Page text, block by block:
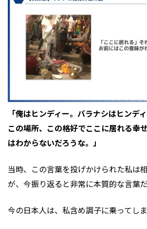
「俺はヒンディー。バラナシはヒンデ
この場所、この格好でここに居れる幸
はわからないだろうな。」
当時、この言葉を投げかけられた私は
が、今振り返ると非常に本質的な言葉だ
今の日本人は、私含め調子に乗ってしま